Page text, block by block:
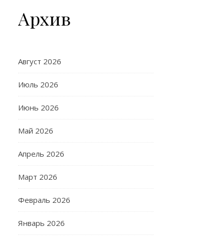
Архив
Август 2026
Июль 2026
Июнь 2026
Май 2026
Апрель 2026
Март 2026
Февраль 2026
Январь 2026